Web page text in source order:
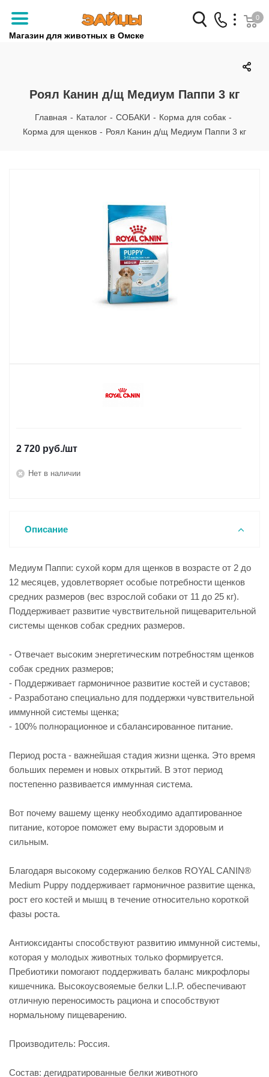
Магазин для животных в Омске
Заказать звонок
+7 (3812) 79-04-04
+7 (950) 959-88-32
0
Роял Канин д/щ Медиум Паппи 3 кг
Главная - Каталог - СОБАКИ - Корма для собак -
Корма для щенков - Роял Канин д/щ Медиум Паппи 3 кг
2 720 руб./шт
Нет в наличии
Описание
Медиум Паппи: сухой корм для щенков в возрасте от 2 до
12 месяцев, удовлетворяет особые потребности щенков
средних размеров (вес взрослой собаки от 11 до 25 кг).
Поддерживает развитие чувствительной пищеварительной
системы щенков собак средних размеров.
- Отвечает высоким энергетическим потребностям щенков
собак средних размеров;
- Поддерживает гармоничное развитие костей и суставов;
- Разработано специально для поддержки чувствительной
иммунной системы щенка;
- 100% полнорационное и сбалансированное питание.
Период роста - важнейшая стадия жизни щенка. Это время
больших перемен и новых открытий. В этот период
постепенно развивается иммунная система.
Вот почему вашему щенку необходимо адаптированное
питание, которое поможет ему вырасти здоровым и
сильным.
Благодаря высокому содержанию белков ROYAL CANIN®
Medium Puppy поддерживает гармоничное развитие щенка,
рост его костей и мышц в течение относительно короткой
фазы роста.
Антиоксиданты способствуют развитию иммунной системы,
которая у молодых животных только формируется.
Пребиотики помогают поддерживать баланс микрофлоры
кишечника. Высокоусвояемые белки L.I.P. обеспечивают
отличную переносимость рациона и способствуют
нормальному пищеварению.
Производитель: Россия.
Состав: дегидратированные белки животного